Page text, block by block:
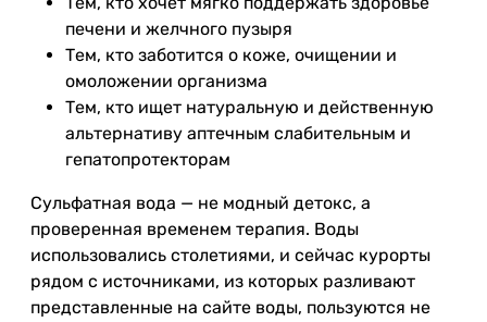
печени и желчного пузыря
Тем, кто заботится о коже, очищении и
омоложении организма
Тем, кто ищет натуральную и действенную
альтернативу аптечным слабительным и
гепатопротекторам
Сульфатная вода — не модный детокс, а
проверенная временем терапия. Воды
использовались столетиями, и сейчас курорты
рядом с источниками, из которых разливают
представленные на сайте воды, пользуются не